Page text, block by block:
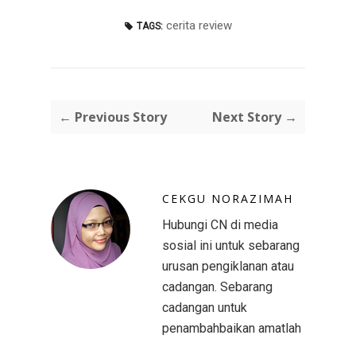
TAGS: cerita review
← Previous Story Next Story →
CEKGU NORAZIMAH
Hubungi CN di media
sosial ini untuk sebarang
urusan pengiklanan atau
cadangan. Sebarang
cadangan untuk
penambahbaikan amatlah